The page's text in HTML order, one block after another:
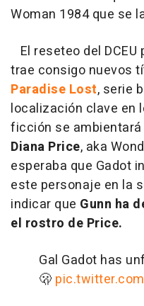
Woman 1984 que se
El reseteo del
trae consigo nuevos
Paradise Lost, serie
localización clave en
ficción se ambientará
Diana Price, aka
esperaba que Gadot
este personaje en la
indicar que Gunn ha
el rostro de Price.
Gal Gadot has
🫢